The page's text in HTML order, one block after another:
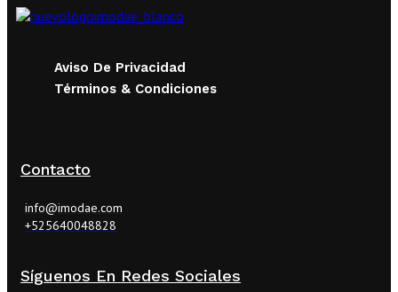
Aviso De Privacidad
Términos & Condiciones
Contacto
info@imodae.com
+525640048828
Síguenos En Redes Sociales